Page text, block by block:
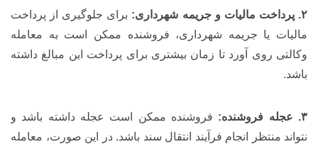
۲. پرداخت مالیات و جریمه شهرداری:
برای جلوگیری از پرداخت
مالیات یا جریمه شهرداری، فروشنده ممکن است به معامله
وکالتی روی آورد تا زمان بیشتری برای پرداخت این مبالغ داشته
باشد.
۳. عجله فروشنده:
فروشنده ممکن است عجله داشته باشد و
نتواند منتظر انجام فرآیند انتقال سند باشد. در این صورت، معامله